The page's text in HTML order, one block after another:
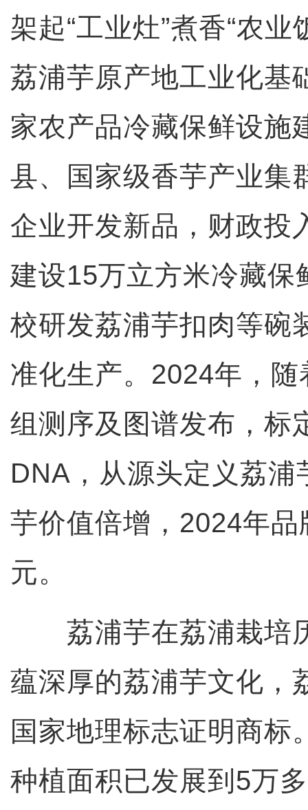
架起“工业灶”煮香“农业
荔浦芋原产地工业化基
家农产品冷藏保鲜设施
县、国家级香芋产业集
企业开发新品，财政投
建设15万立方米冷藏保
校研发荔浦芋扣肉等碗
准化生产。2024年，
组测序及图谱发布，标
DNA，从源头定义荔浦
芋价值倍增，2024年
元。
荔浦芋在荔浦栽培
蕴深厚的荔浦芋文化，
国家地理标志证明商标
种植面积已发展到5万